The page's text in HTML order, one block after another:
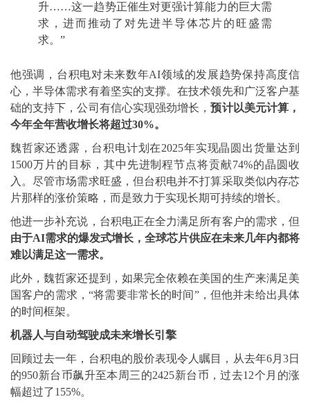
升……这一趋势正催生对更强计算能力的巨大需
求，进而推动了对先进半导体芯片的旺盛需
求。”
他强调，台积电对未来数年AI领域的发展趋势保持高度信
心，半导体需求有着坚实的支撑。在技术领先和广泛客户基
础的支持下，公司有信心实现强劲增长，预计以美元计算，
今年全年营收增长将超过30%。
魏哲家还透露，台积电计划在2025年实现晶圆出货量达到
1500万片的目标，其中先进制程节点将贡献74%的晶圆收
入。尽管市场需求旺盛，但台积电并不打算采取类似内存芯
片那样的涨价策略，而是致力于实现长期可持续的增长。
他进一步补充说，台积电正在全力满足所有客户的需求，但
由于AI需求的爆发式增长，全球芯片供应在未来几年内都将
难以满足这一需求。
此外，魏哲家还提到，如果完全依赖在美国的生产来满足美
国客户的需求，“将需要非常长的时间”，但他并未给出具体
的时间框架。
机器人与自动驾驶成未来增长引擎
回顾过去一年，台积电的股价表现令人瞩目，从去年6月3日
的950新台币飙升至本周三的2425新台币，过去12个月的涨
幅超过了155%。